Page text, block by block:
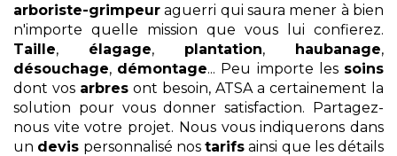
arboriste-grimpeur aguerri qui saura mener à bien
n'importe quelle mission que vous lui confierez.
Taille, élagage, plantation, haubanage,
désouchage, démontage... Peu importe les soins
dont vos arbres ont besoin, ATSA a certainement la
solution pour vous donner satisfaction. Partagez-
nous vite votre projet. Nous vous indiquerons dans
un devis personnalisé nos tarifs ainsi que les détails